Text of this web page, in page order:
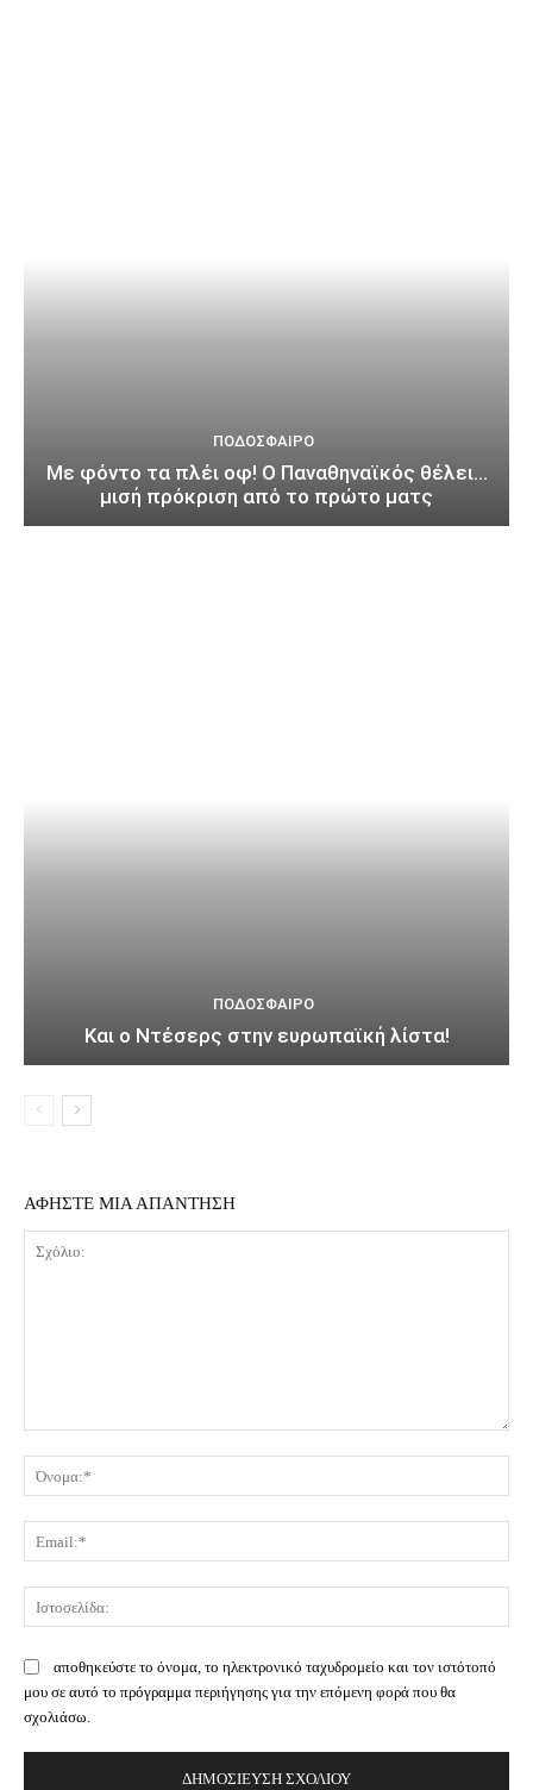
ΠΟΔΌΣΦΑΙΡΟ
Με φόντο τα πλέι οφ! Ο Παναθηναϊκός θέλει…
μισή πρόκριση από το πρώτο ματς
ΠΟΔΌΣΦΑΙΡΟ
Και ο Ντέσερς στην ευρωπαϊκή λίστα!
ΑΦΗΣΤΕ ΜΙΑ ΑΠΑΝΤΗΣΗ
αποθηκεύστε το όνομα, το ηλεκτρονικό ταχυδρομείο και τον ιστότοπό
μου σε αυτό το πρόγραμμα περιήγησης για την επόμενη φορά που θα
σχολιάσω.